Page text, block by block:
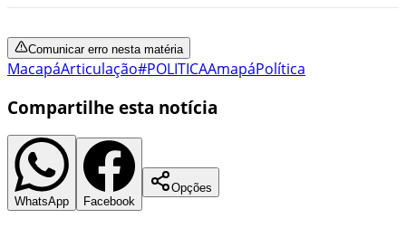
Comunicar erro nesta matéria
MacapáArticulação#POLITICAAmapáPolítica
Compartilhe esta notícia
WhatsApp Facebook
Opções